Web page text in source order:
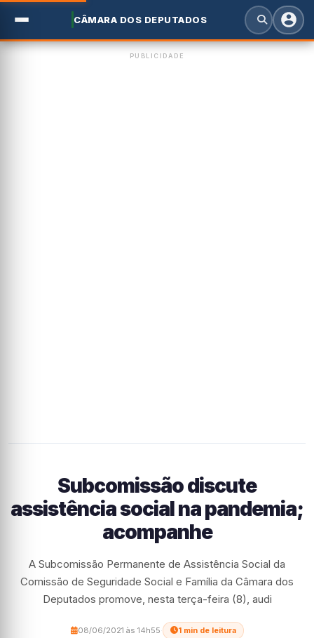
CÂMARA DOS DEPUTADOS
PUBLICIDADE
Subcomissão discute
assistência social na pandemia;
acompanhe
A Subcomissão Permanente de Assistência Social da
Comissão de Seguridade Social e Família da Câmara dos
Deputados promove, nesta terça-feira (8), audi
08/06/2021 às 14h55 1 min de leitura